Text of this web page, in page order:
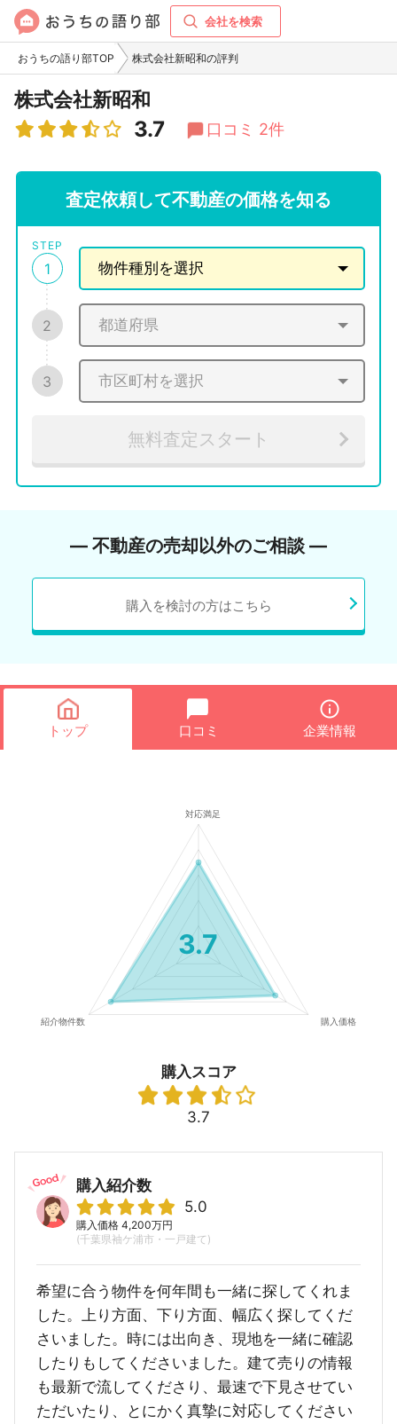
会社を検索
おうちの語り部TOP 株式会社新昭和の評判
株式会社新昭和
3.7 口コミ 2件
査定依頼して不動産の価格を知る
STEP
1
2
3
無料査定スタート
― 不動産の売却以外のご相談 ―
購入を検討の方はこちら
トップ 口コミ 企業情報
3.7
購入スコア
3.7
購入紹介数
5.0
購入価格 4,200万円
(千葉県袖ケ浦市・一戸建て)
希望に合う物件を何年間も一緒に探してくれま
した。上り方面、下り方面、幅広く探してくだ
さいました。時には出向き、現地を一緒に確認
したりもしてくださいました。建て売りの情報
も最新で流してくださり、最速で下見させてい
ただいたり、とにかく真摯に対応してください